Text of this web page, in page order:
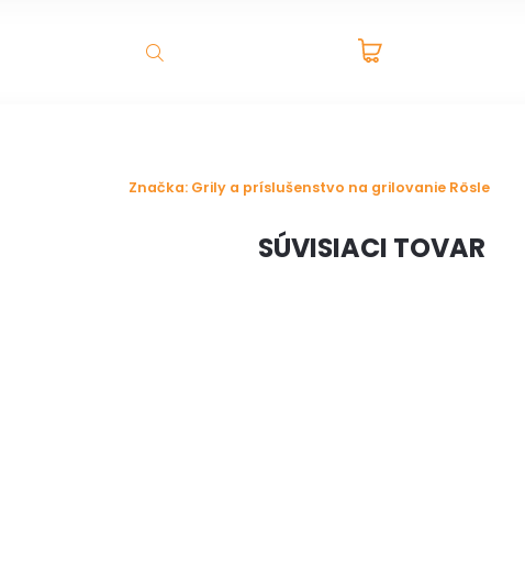
HĽADAŤ
ZÁHRADNÉ DOMČEKY A BOXY
Značka: Grily a príslušenstvo na grilovanie Rösle
SÚVISIACI TOVAR